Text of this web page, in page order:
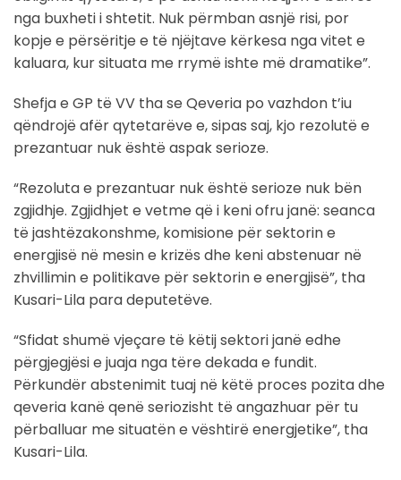
nga buxheti i shtetit. Nuk përmban asnjë risi, por
kopje e përsëritje e të njëjtave kërkesa nga vitet e
kaluara, kur situata me rrymë ishte më dramatike”.
Shefja e GP të VV tha se Qeveria po vazhdon t’iu
qëndrojë afër qytetarëve e, sipas saj, kjo rezolutë e
prezantuar nuk është aspak serioze.
“Rezoluta e prezantuar nuk është serioze nuk bën
zgjidhje. Zgjidhjet e vetme që i keni ofru janë: seanca
të jashtëzakonshme, komisione për sektorin e
energjisë në mesin e krizës dhe keni abstenuar në
zhvillimin e politikave për sektorin e energjisë”, tha
Kusari-Lila para deputetëve.
“Sfidat shumë vjeçare të këtij sektori janë edhe
përgjegjësi e juaja nga tëre dekada e fundit.
Përkundër abstenimit tuaj në këtë proces pozita dhe
qeveria kanë qenë seriozisht të angazhuar për tu
përballuar me situatën e vështirë energjetike”, tha
Kusari-Lila.